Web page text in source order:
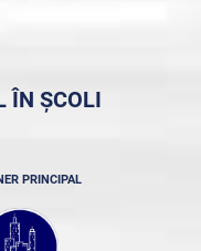
ÎN ȘCOLI
PRINCIPAL